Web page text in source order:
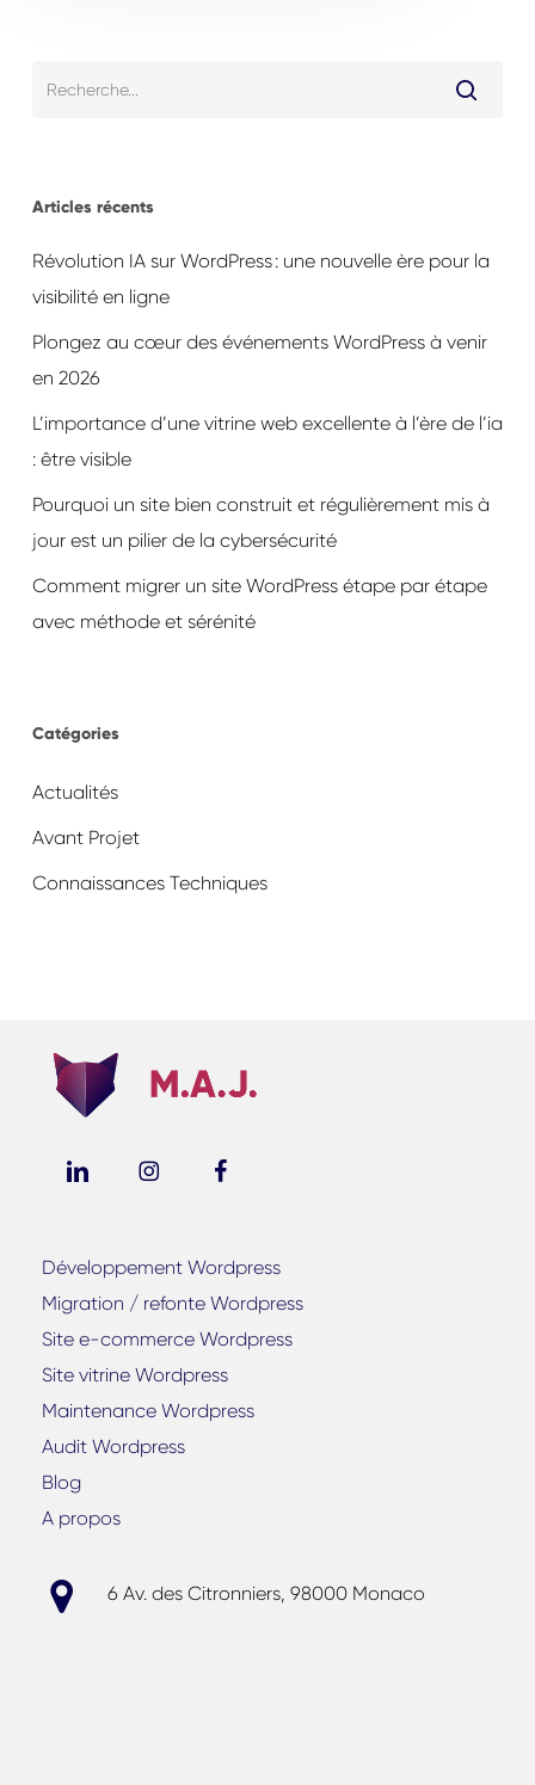
Articles récents
Révolution IA sur WordPress : une nouvelle ère pour la
visibilité en ligne
Plongez au cœur des événements WordPress à venir
en 2026
L’importance d’une vitrine web excellente à l’ère de l’ia
: être visible
Pourquoi un site bien construit et régulièrement mis à
jour est un pilier de la cybersécurité
Comment migrer un site WordPress étape par étape
avec méthode et sérénité
Catégories
Actualités
Avant Projet
Connaissances Techniques
Développement Wordpress
Migration / refonte Wordpress
Site e-commerce Wordpress
Site vitrine Wordpress
Maintenance Wordpress
Audit Wordpress
Blog
A propos
6 Av. des Citronniers, 98000 Monaco